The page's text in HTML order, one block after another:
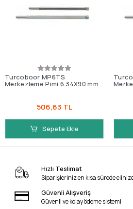
Turcoboor MP6TS
Merkezleme Pimi 6.34X90 mm
506,63 TL
Sepete Ekle
Hızlı Teslimat
Siparişleriniz en kısa sürede
Güvenli Alışveriş
Güvenli ve kolay ödeme sistemi